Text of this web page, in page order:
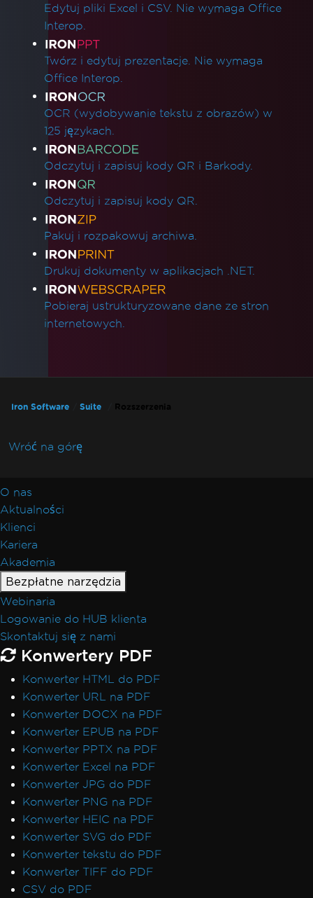
Edytuj pliki Excel i CSV. Nie wymaga Office
Interop.
Twórz i edytuj prezentacje. Nie wymaga
Office Interop.
OCR (wydobywanie tekstu z obrazów) w
125 językach.
Odczytuj i zapisuj kody QR i Barkody.
Odczytuj i zapisuj kody QR.
Pakuj i rozpakowuj archiwa.
Drukuj dokumenty w aplikacjach .NET.
Pobieraj ustrukturyzowane dane ze stron
internetowych.
Iron Software Suite Rozszerzenia
Wróć na górę
O nas
Aktualności
Klienci
Kariera
Akademia
Bezpłatne narzędzia
Webinaria
Logowanie do HUB klienta
Skontaktuj się z nami
Konwertery PDF
Konwerter HTML do PDF
Konwerter URL na PDF
Konwerter DOCX na PDF
Konwerter EPUB na PDF
Konwerter PPTX na PDF
Konwerter Excel na PDF
Konwerter JPG do PDF
Konwerter PNG na PDF
Konwerter HEIC na PDF
Konwerter SVG do PDF
Konwerter tekstu do PDF
Konwerter TIFF do PDF
CSV do PDF